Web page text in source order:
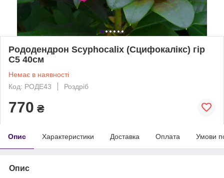
Рододендрон Scyphocalix (Сцифокалікс) гір
С5 40см
Немає в наявності
Код: РОДЕ43
Роздріб
770 ₴
Опис Характеристики Доставка Оплата Умови
Опис